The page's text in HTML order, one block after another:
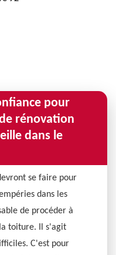
pour
rénovation
dans le
se faire pour
dans les
de procéder à
toiture. Il s'agit
C'est pour